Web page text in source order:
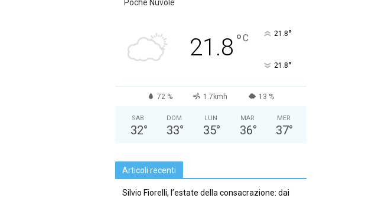
Poche Nuvole
21.8 °C 21.8°
21.8°
72 % 1.7kmh 13 %
SAB
32°
DOM
33°
LUN
35°
MAR
36°
MER
37°
Articoli recenti
Silvio Fiorelli, l’estate della consacrazione: dai